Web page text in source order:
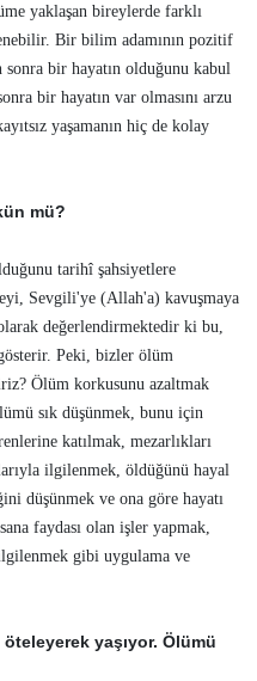
yaklaşan bireylerde farklı
Bir bilim adamının pozitif
bir hayatın olduğunu kabul
bir hayatın var olmasını arzu
yaşamanın hiç de kolay
mü?
tarihî şahsiyetlere
Sevgili'ye (Allah'a) kavuşmaya
değerlendirmektedir ki bu,
Peki, bizler ölüm
Ölüm korkusunu azaltmak
sık düşünmek, bunu için
katılmak, mezarlıkları
ilgilenmek, öldüğünü hayal
düşünmek ve ona göre hayatı
faydası olan işler yapmak,
gibi uygulama ve
yaşıyor. Ölümü